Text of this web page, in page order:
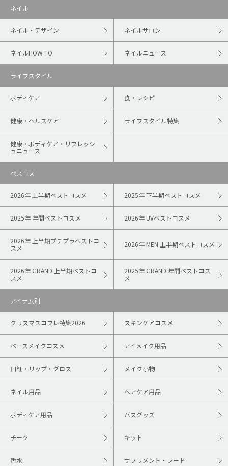
ネイル
ネイル・デザイン ネイルサロン
ネイルHOW TO ネイルニュース
ライフスタイル
ボディケア 食・レシピ
健康・ヘルスケア ライフスタイル特集
健康・ボディケア・リフレッシ
ュニュース
ベスコス
2026年 上半期ベストコスメ 2025年 下半期ベストコスメ
2025年 年間ベストコスメ 2026年 UVベストコスメ
2026年 上半期プチプラベストコ
スメ
2026年 MEN 上半期ベストコスメ
2026年 GRAND 上半期ベストコ
スメ
2025年 GRAND 年間ベストコス
メ
アイテム別
クリスマスコフレ特集2026 スキンケアコスメ
ベースメイクコスメ アイメイク用品
口紅・リップ・グロス メイク小物
ネイル用品 ヘアケア用品
ボディケア用品 バスグッズ
チーク キット
香水 サプリメント・フード